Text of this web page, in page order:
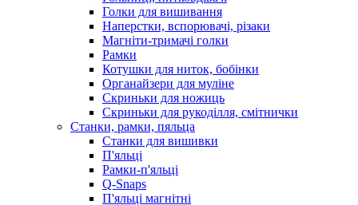
Голки для вишивання
Наперстки, вспорювачі, різаки
Магніти-тримачі голки
Рамки
Котушки для ниток, бобінки
Органайзери для муліне
Скриньки для ножиць
Скриньки для рукоділля, смітнички
Станки, рамки, пяльца
Станки для вишивки
П'яльці
Рамки-п'яльці
Q-Snaps
П'яльці магнітні